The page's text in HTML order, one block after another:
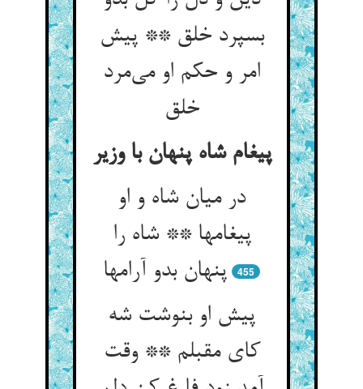
بسپرد خلق ** پیش
امر و حکم او می‌‌مرد
خلق‌‌
پیغام شاه پنهان با وزیر
در میان شاه و او
پیغامها ** شاه را
پنهان بدو آرامها
455
پیش او بنوشت شه
کای مقبلم ** وقت